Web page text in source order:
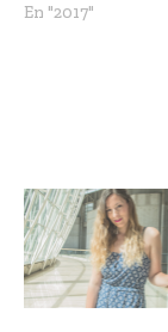
En "2017"